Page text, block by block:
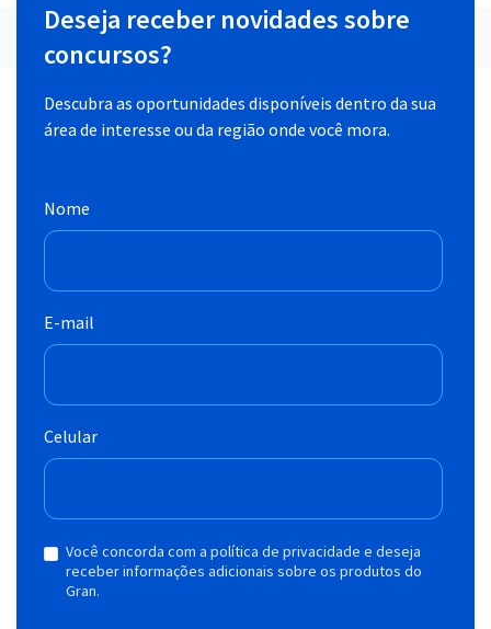
Deseja receber novidades sobre
concursos?
Descubra as oportunidades disponíveis dentro da sua
área de interesse ou da região onde você mora.
Nome
E-mail
Celular
Você concorda com a política de privacidade e deseja
receber informações adicionais sobre os produtos do
Gran.